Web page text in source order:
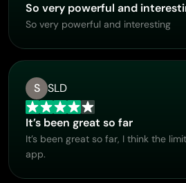
So very powerful and
So very powerful and interesting
S SLD
It’s been great so far
It’s been great so far, I think the
app.